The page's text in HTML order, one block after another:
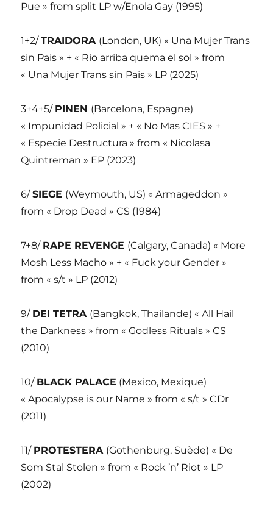
Pue » from split LP w/Enola Gay (1995)
1+2/TRAIDORA (London, UK) « Una Mujer Trans
sin Pais » + « Rio arriba quema el sol » from
« Una Mujer Trans sin Pais » LP (2025)
3+4+5/ PINEN (Barcelona, Espagne)
« Impunidad Policial » + « No Mas CIES » +
« Especie Destructura » from « Nicolasa
Quintreman » EP (2023)
6/SIEGE (Weymouth, US) « Armageddon »
from « Drop Dead » CS (1984)
7+8/ RAPE REVENGE (Calgary, Canada) « More
Mosh Less Macho » + « Fuck your Gender »
from « s/t » LP (2012)
9/ DEI TETRA (Bangkok, Thailande) « All Hail
the Darkness » from « Godless Rituals » CS
(2010)
10/ BLACK PALACE (Mexico, Mexique)
« Apocalypse is our Name » from « s/t » CDr
(2011)
11/ PROTESTERA (Gothenburg, Suède) « De
Som Stal Stolen » from « Rock ’n’ Riot » LP
(2002)